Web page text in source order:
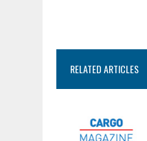
RELATED ARTICLES